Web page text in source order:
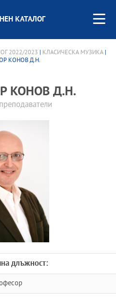
КАТАЛОГ
2022/2023 КЛАСИЧЕСКА МУЗИКА|
КОНОВ Д.Н.
КОНОВ Д.Н.
длъжност: